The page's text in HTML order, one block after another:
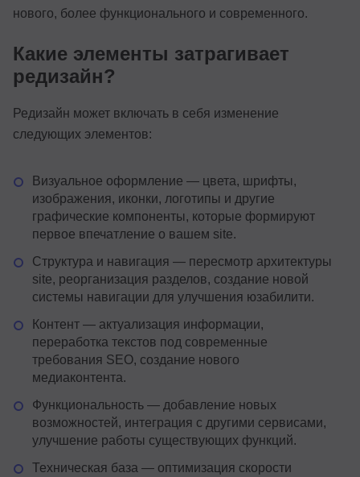
нового, более функционального и современного.
Какие элементы затрагивает
редизайн?
Редизайн может включать в себя изменение
следующих элементов:
Визуальное оформление — цвета, шрифты,
изображения, иконки, логотипы и другие
графические компоненты, которые формируют
первое впечатление о вашем site.
Структура и навигация — пересмотр архитектуры
site, реорганизация разделов, создание новой
системы навигации для улучшения юзабилити.
Контент — актуализация информации,
переработка текстов под современные
требования SEO, создание нового
медиаконтента.
Функциональность — добавление новых
возможностей, интеграция с другими сервисами,
улучшение работы существующих функций.
Техническая база — оптимизация скорости